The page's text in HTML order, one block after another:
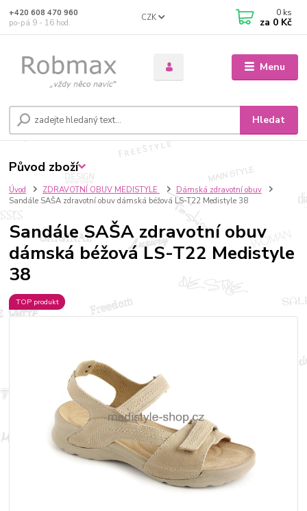
Menu
CZK
Hledat
+420 608 470 960
po-pá 9 - 16 hod.
0 ks
za 0 Kč
Úvod ZDRAVOTNÍ OBUV MEDISTYLE
Dámská zdravotní obuv
Sandále SAŠA zdravotní obuv dámská béžová LS-T22 Medistyle 38
Sandále SAŠA zdravotní obuv
dámská béžová LS-T22 Medistyle
38
TOP produkt
Původ zboží